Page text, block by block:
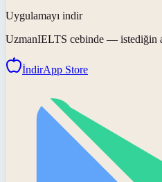
Uygulamayı indir
UzmanIELTS cebinde — istediğin
İndirApp Store